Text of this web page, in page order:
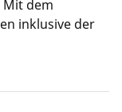
Mit dem
inklusive der